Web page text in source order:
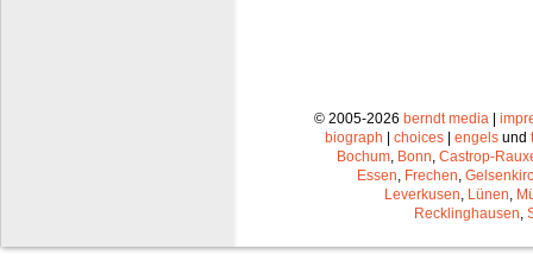
© 2005-2026 berndt media |
biograph | choices | engels und
Bochum Bonn Castrop-
Essen Frechen
Leverkusen Lünen
Recklinghausen